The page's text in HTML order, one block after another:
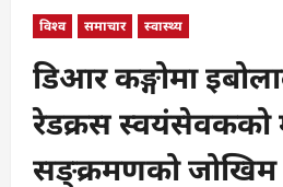
विश्व समाचार स्वास्थ्य
डिआर कङ्गोमा
रेडक्रस स्वयंसेवकको
सङ्क्रमणको जोखिम